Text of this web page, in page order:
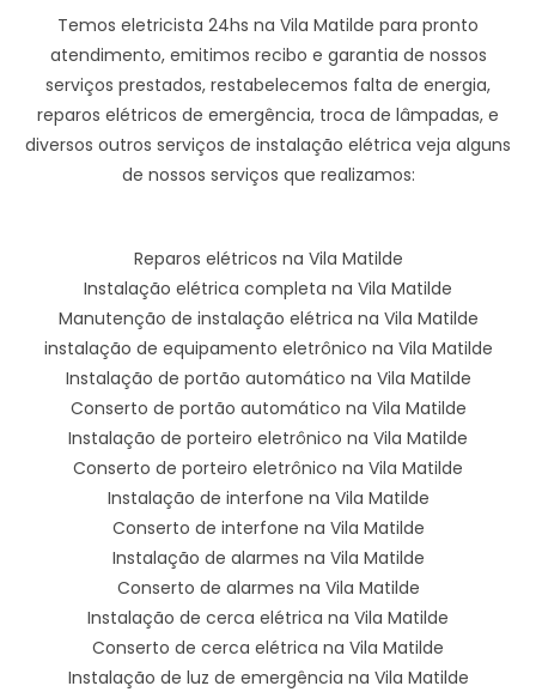
Temos eletricista 24hs na Vila Matilde para pronto
atendimento, emitimos recibo e garantia de nossos
serviços prestados, restabelecemos falta de energia,
reparos elétricos de emergência, troca de lâmpadas, e
diversos outros serviços de instalação elétrica veja alguns
de nossos serviços que realizamos:
Reparos elétricos na Vila Matilde
Instalação elétrica completa na Vila Matilde
Manutenção de instalação elétrica na Vila Matilde
instalação de equipamento eletrônico na Vila Matilde
Instalação de portão automático na Vila Matilde
Conserto de portão automático na Vila Matilde
Instalação de porteiro eletrônico na Vila Matilde
Conserto de porteiro eletrônico na Vila Matilde
Instalação de interfone na Vila Matilde
Conserto de interfone na Vila Matilde
Instalação de alarmes na Vila Matilde
Conserto de alarmes na Vila Matilde
Instalação de cerca elétrica na Vila Matilde
Conserto de cerca elétrica na Vila Matilde
Instalação de luz de emergência na Vila Matilde